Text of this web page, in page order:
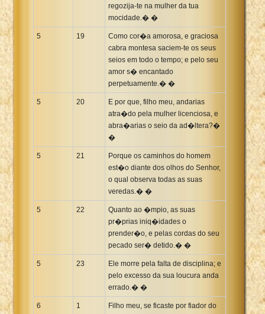
regozija-te na mulher da tua
mocidade.� �
5 19
Como cor�a amorosa, e graciosa
cabra montesa saciem-te os seus
seios em todo o tempo; e pelo seu
amor s� encantado
perpetuamente.� �
5 20
E por que, filho meu, andarias
atra�do pela mulher licenciosa, e
abra�arias o seio da ad�ltera?�
�
5 21
Porque os caminhos do homem
est�o diante dos olhos do Senhor,
o qual observa todas as suas
veredas.� �
5 22
Quanto ao �mpio, as suas
pr�prias iniq�idades o
prender�o, e pelas cordas do seu
pecado ser� detido.� �
5 23
Ele morre pela falta de disciplina; e
pelo excesso da sua loucura anda
errado.� �
6 1
Filho meu, se ficaste por fiador do